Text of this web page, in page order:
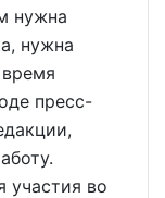
нужна
нужна
пресс-
участия во